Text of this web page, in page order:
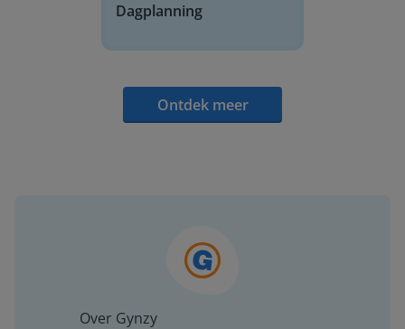
Dagplanning
Ontdek meer
Over Gynzy